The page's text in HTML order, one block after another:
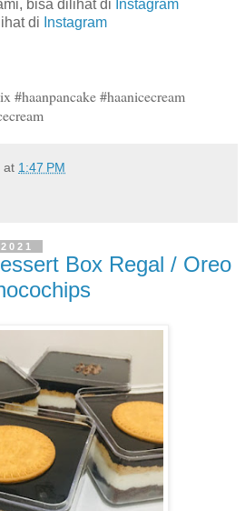
bisa dilihat di Instagram
di Instagram
#haanpancake #haanicecream
at 1:47 PM
Box Regal / Oreo